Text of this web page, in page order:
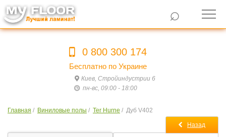
⌕
0 800 300 174
Бесплатно по Украине
Киев, Стройиндустрии 6
пн-вс, 09:00 - 18:00
Главная / Виниловые полы / Ter Hurne / Дуб V402
Назад